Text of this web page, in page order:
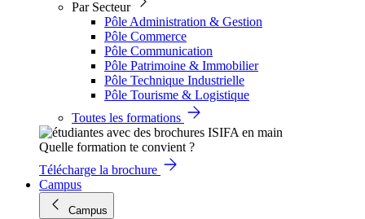
Par Secteur
Pôle Administration & Gestion
Pôle Commerce
Pôle Communication
Pôle Patrimoine & Immobilier
Pôle Technique Industrielle
Pôle Tourisme & Logistique
Toutes les formations
Quelle formation te convient ?
Télécharge la brochure
Campus
Campus